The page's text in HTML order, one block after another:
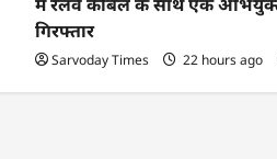
गिरफ्तार
Sarvoday Times 22 hours ago